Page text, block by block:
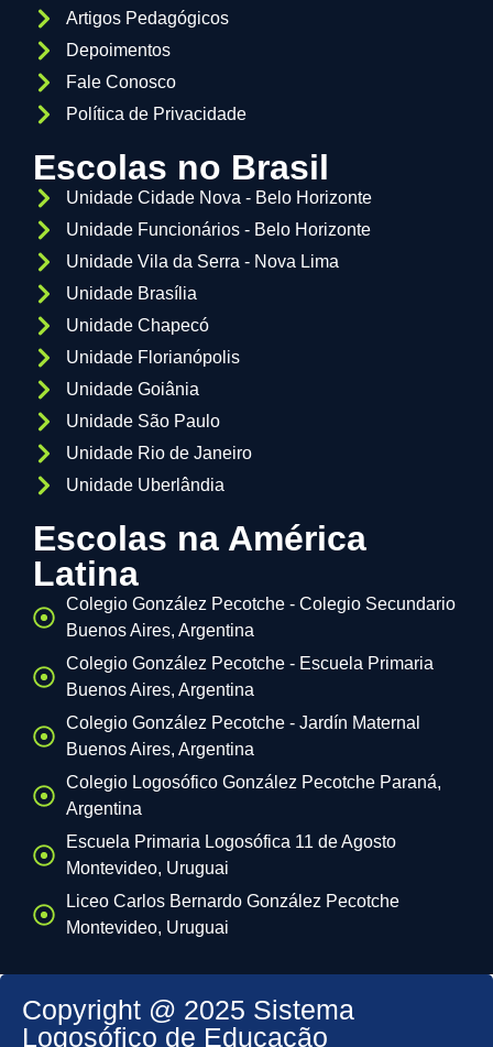
Artigos Pedagógicos
Depoimentos
Fale Conosco
Política de Privacidade
Escolas no Brasil
Unidade Cidade Nova - Belo Horizonte
Unidade Funcionários - Belo Horizonte
Unidade Vila da Serra - Nova Lima
Unidade Brasília
Unidade Chapecó
Unidade Florianópolis
Unidade Goiânia
Unidade São Paulo
Unidade Rio de Janeiro
Unidade Uberlândia
Escolas na América
Latina
Colegio González Pecotche - Colegio Secundario
Buenos Aires, Argentina
Colegio González Pecotche - Escuela Primaria
Buenos Aires, Argentina
Colegio González Pecotche - Jardín Maternal
Buenos Aires, Argentina
Colegio Logosófico González Pecotche Paraná,
Argentina
Escuela Primaria Logosófica 11 de Agosto
Montevideo, Uruguai
Liceo Carlos Bernardo González Pecotche
Montevideo, Uruguai
Copyright @ 2025 Sistema
Logosófico de Educação